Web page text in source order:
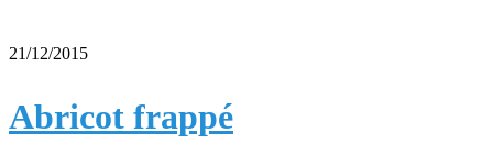
21/12/2015
Abricot frappé